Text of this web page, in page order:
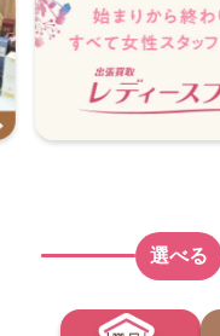
選べる